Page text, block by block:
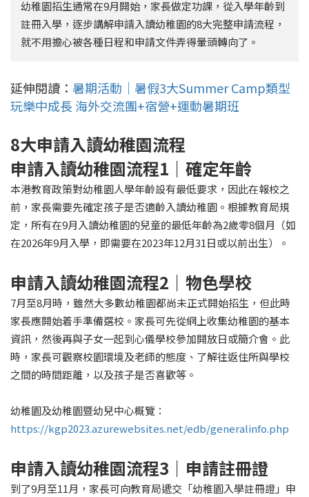
幼稚園招生通常在9月開始，家長做定功課，從入學年齡到
註冊入學，逐步講解申請入讀幼稚園的8大完整申請流程，
就不用擔心被各種日程和申請文件弄得暈頭轉向了。
延伸閱讀： 暑期活動｜暑假3大Summer Camp類型
玩樂中成長 海外交流團+宿營+運動暑期班
8大申請入讀幼稚園流程
申請入讀幼稚園流程1｜確定年齡
本港教育政策對幼稚園人學年齡設有最低要求，因此在報校之
前，家長需要先確定孩子是否適齡入讀幼稚園。根據教育局規
定，所有在9月入讀幼稚園的兒童的最低年齡為2歲零8個月（如
在2026年9月入學，即需要在2023年12月31日或以前出生）。
申請入讀幼稚園流程2｜物色學校
7月至8月時，雖然大多數幼稚園都尚未正式開始招生，但此時
家長應開始着手準備選校。家長可先從網上收集幼稚園的基本
資訊，然後再與子女一起到心儀學校參加開放日或簡介會。此
時，家長可觀察校園環境及老師的態度、了解往返住所與學校
之間的時間距離，以及孩子是否喜歡等。
幼稚園及幼稚園暨幼兒中心概覽：
https://kgp2023.azurewebsites.net/edb/generalinfo.php
申請入讀幼稚園流程3｜申請註冊證
到了9月至11月，家長可向教育局遞交「幼稚園入學註冊證」申